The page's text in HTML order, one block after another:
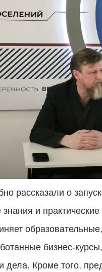
рассказали о
и
бизнес-
дела. Кроме того,